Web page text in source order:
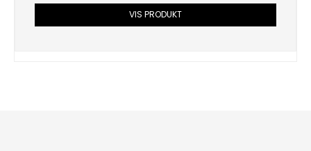
VIS PRODUKT